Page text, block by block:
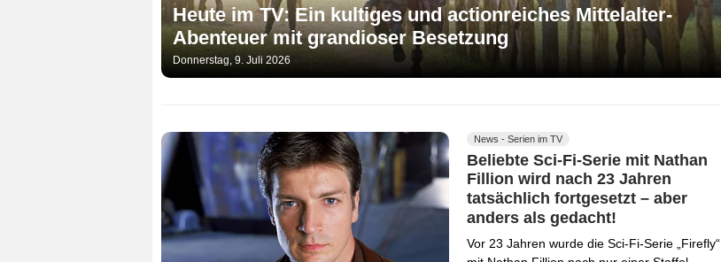
Heute im TV: Ein kultiges und actionreiches Mittelalter-
Abenteuer mit grandioser Besetzung
Donnerstag, 9. Juli 2026
News - Serien im TV
Beliebte Sci-Fi-Serie mit Nathan
Fillion wird nach 23 Jahren
tatsächlich fortgesetzt – aber
anders als gedacht!
Vor 23 Jahren wurde die Sci-Fi-Serie „Firefly“